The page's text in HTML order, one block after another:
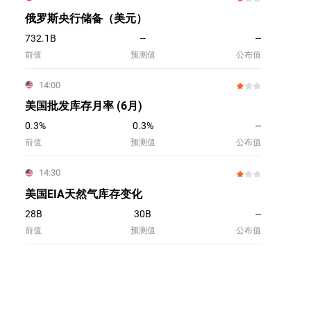
俄罗斯央行储备（美元）
732.1B -- --
前值 预测值 公布值
14:00
美国批发库存月率 (6月)
0.3% 0.3% --
前值 预测值 公布值
14:30
美国EIA天然气库存变化
28B 30B --
前值 预测值 公布值